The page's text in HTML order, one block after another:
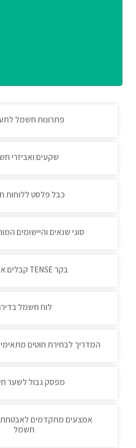
פתרונות חשמל
שקעים ואביזרי
כבל פלסט ללוחות
סוגי שנאים והיישומים
בקר TENSE קבלים אוטומטי
לוח חשמל
המדריך לבחירת חוטים
מפסק גבול לשער
אמצעים מתקדמים לאבטחת
חשמל